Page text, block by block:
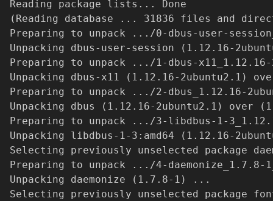
Reading package lists ..
( Reading database .. . 31836 files and
Preparing to unpack
.. ./0-dbus-user-
Unpacking dbus-user-session
( 1.12.16-
Preparing to unpack
.. ./1-dbus-x11_1.12.16-
Unpacking dbus-x11
( 1.12.16-2ubuntu2.1 )
Preparing to unpack
.. ./2-dbus_1.12.16-
Unpacking dbus
( 1.12.16-2ubuntu2.1 ) over (
Preparing to unpack
.. ./3-libdbus-1-
Unpacking libdbus-1-3:amd64
( 1.12.16-
Selecting previously unselected package
Preparing to unpack
.. ./4-daemonize_1.7.8-
Unpacking daemonize
( 1.7.8-1 ) .. .
Selecting previously unselected package